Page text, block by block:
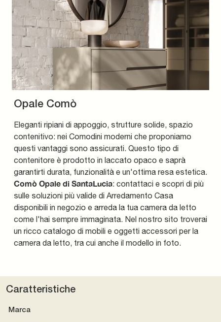
Opale Comò
Eleganti ripiani di appoggio, strutture solide, spazio
contenitivo: nei Comodini moderni che proponiamo
questi vantaggi sono assicurati. Questo tipo di
contenitore è prodotto in laccato opaco e saprà
garantirti durata, funzionalità e un'ottima resa estetica.
Comò Opale di SantaLucia: contattaci e scopri di più
sulle soluzioni più valide di Arredamento Casa
disponibili in negozio e arreda la tua camera da letto
come l'hai sempre immaginata. Nel nostro sito troverai
un ricco catalogo di mobili e oggetti accessori per la
camera da letto, tra cui anche il modello in foto.
Caratteristiche
Marca